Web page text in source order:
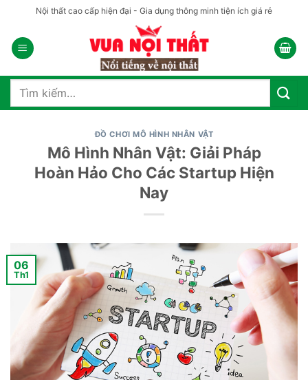
nội
dung
Nội thất cao cấp hiện đại - Gia dụng thông minh tiện ích giá rẻ
Tìm
ĐỒ CHƠI MÔ HÌNH NHÂN VẬT
Mô Hình Nhân Vật: Giải Pháp
Hoàn Hảo Cho Các Startup Hiện
Nay
06
Th1